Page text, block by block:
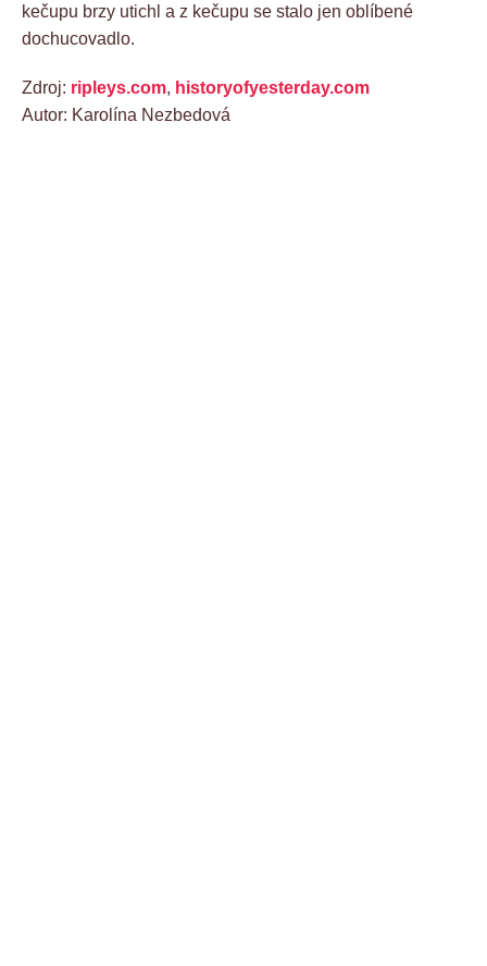
kečupu brzy utichl a z kečupu se stalo jen oblíbené
dochucovadlo.
Zdroj: ripleys.com, historyofyesterday.com
Autor: Karolína Nezbedová